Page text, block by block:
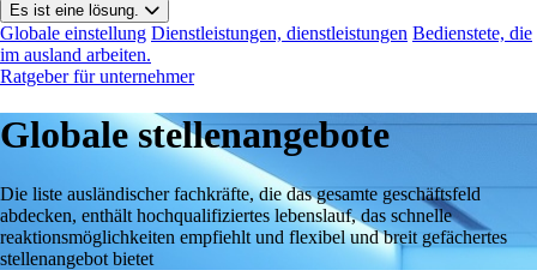
Es ist eine lösung.
Globale einstellung Dienstleistungen, dienstleistungen Bedienstete, die
im ausland arbeiten.
Ratgeber für unternehmer
Globale stellenangebote
Die liste ausländischer fachkräfte, die das gesamte geschäftsfeld
abdecken, enthält hochqualifiziertes lebenslauf, das schnelle
reaktionsmöglichkeiten empfiehlt und flexibel und breit gefächertes
stellenangebot bietet